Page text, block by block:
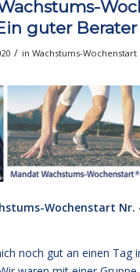
guter Berater
/ in Wachstums-Wochenstart
Wochenstart Nr.
noch gut an einen Tag